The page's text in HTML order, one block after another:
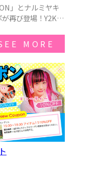
では「かぼち
」も登場
」とナルミヤキ
再び登場！Y2Kム
MORE